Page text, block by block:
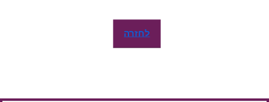
לחזרה